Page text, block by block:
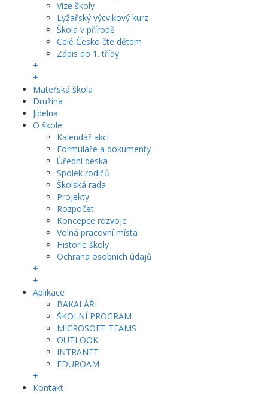
Vize školy
Lyžařský výcvikový kurz
Škola v přírodě
Celé Česko čte dětem
Zápis do 1. třídy
+
+
Mateřská škola
Družina
Jídelna
O škole
Kalendář akcí
Formuláře a dokumenty
Úřední deska
Spolek rodičů
Školská rada
Projekty
Rozpočet
Koncepce rozvoje
Volná pracovní místa
Historie školy
Ochrana osobních údajů
+
+
Aplikace
BAKALÁŘI
ŠKOLNÍ PROGRAM
MICROSOFT TEAMS
OUTLOOK
INTRANET
EDUROAM
+
Kontakt